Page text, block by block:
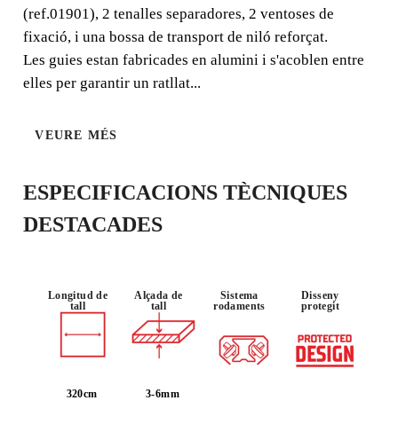
La talladora de ceràmica SLIM CUTTER és una talladora
manual especialment dissenyada per a les làmines
porcellàniques que trobem al mercat, de fins a 3,2 m. per
1,6 m. i entre uns 3 i 6 mm. de gruix. El conjunt es
(ref.01901), 2 tenalles separadores, 2 ventoses de fixació,
(ref.01901), 2 tenalles separadores, 2 ventoses de
fixació, i una bossa de transport de niló reforçat.
Les guies estan fabricades en alumini i s'acoblen entre
elles per garantir un ratllat...
VEURE MÉS
ESPECIFICACIONS TÈCNIQUES
DESTACADES
Longitud de
tall
320cm
Alçada de
tall
3-6mm
Sistema
rodaments
Disseny
protegit